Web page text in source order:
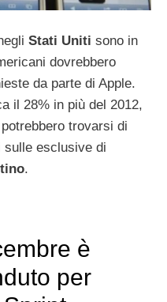
Stati Uniti sono in
dovrebbero
da parte di Apple.
il 28% in più del 2012,
trovarsi di
sulle esclusive di
.
è
per